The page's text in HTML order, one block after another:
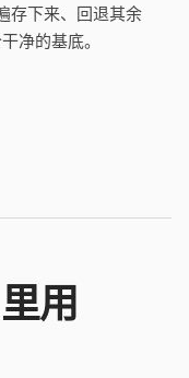
存下来、回退其余
净的基底。
用